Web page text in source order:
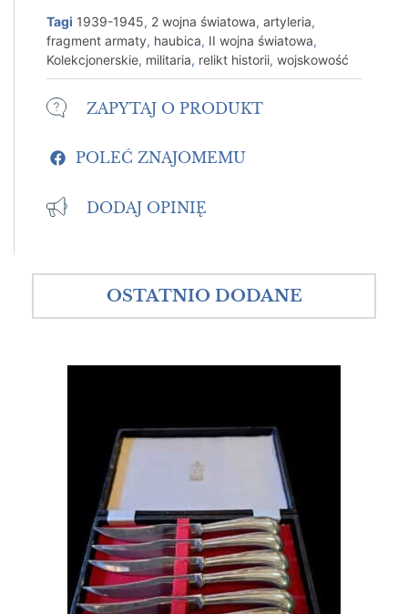
Tagi 1939-1945, 2 wojna światowa, artyleria,
fragment armaty, haubica, II wojna światowa,
Kolekcjonerskie, militaria, relikt historii, wojskowość
ZAPYTAJ O PRODUKT
POLEĆ ZNAJOMEMU
DODAJ OPINIĘ
OSTATNIO DODANE